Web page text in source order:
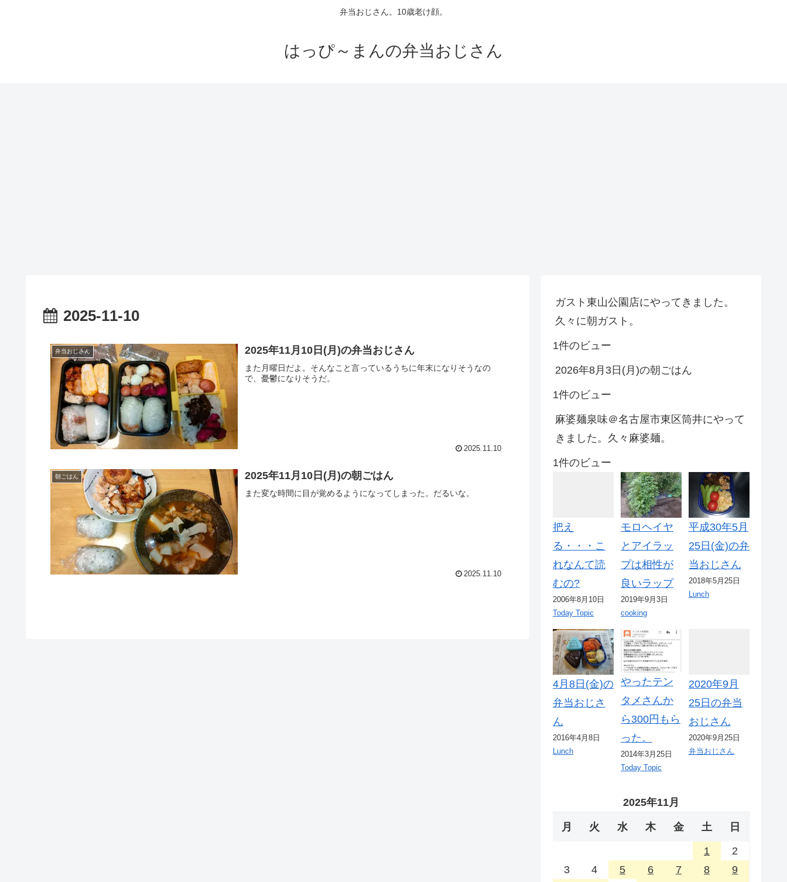
弁当おじさん。10歳老け顔。
はっぴ～まんの弁当おじさん
2025-11-10
弁当おじさん 2025年11月10日(月)の弁当おじさん
また月曜日だよ。そんなこと言っているうちに年末になりそうなの
で、憂鬱になりそうだ。
2025.11.10
朝ごはん 2025年11月10日(月)の朝ごはん
また変な時間に目が覚めるようになってしまった。だるいな。
2025.11.10
ガスト東山公園店にやってきました。
久々に朝ガスト。
1件のビュー
2026年8月3日(月)の朝ごはん
1件のビュー
麻婆麺泉味＠名古屋市東区筒井にやって
きました。久々麻婆麺。
1件のビュー
把え
る・・・こ
れなんて読
むの?
2006年8月10日
Today Topic
モロヘイヤ
とアイラッ
プは相性が
良いラップ
2019年9月3日
cooking
平成30年5月
25日(金)の弁
当おじさん
2018年5月25日
Lunch
4月8日(金)の
弁当おじさ
ん
2016年4月8日
Lunch
やったテン
タメさんか
ら300円もら
った。
2014年3月25日
Today Topic
2020年9月
25日の弁当
おじさん
2020年9月25日
弁当おじさん
2025年11月
月 火 水 木 金 土 日
1
2
3
4 5 6 7 8
9